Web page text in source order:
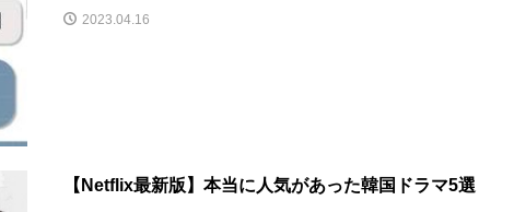
2023.04.16
【Netflix最新版】本当に人気があった韓国ドラマ5選